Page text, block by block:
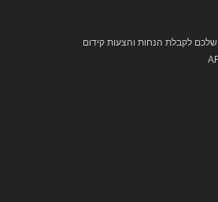
שלכם לקבלת הנחות והצעות קידום